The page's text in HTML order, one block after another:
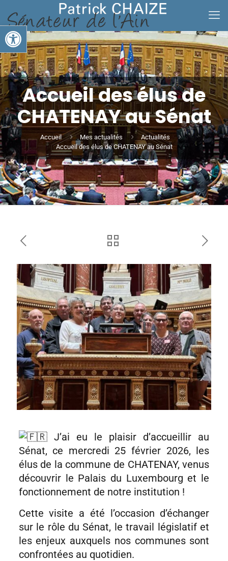
Ouvrir la barre d’outils
Accueil des élus de
CHATENAY au Sénat
Accueil Mes actualités
Actualités
Accueil des élus de CHATENAY au Sénat
J’ai eu le plaisir d’accueillir au
Sénat, ce mercredi 25 février 2026, les
élus de la commune de CHATENAY, venus
découvrir le Palais du Luxembourg et le
fonctionnement de notre institution !
Cette visite a été l’occasion d’échanger
sur le rôle du Sénat, le travail législatif et
les enjeux auxquels nos communes sont
confrontées au quotidien.